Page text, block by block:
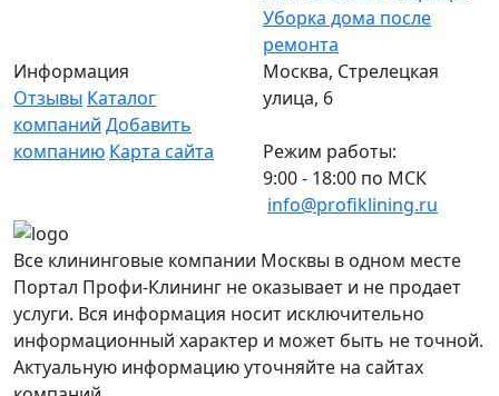
Уборка дома после
ремонта
Информация
Отзывы Каталог
компаний Добавить
компанию Карта сайта
Москва, Стрелецкая
улица, 6
Режим работы:
9:00 - 18:00 по МСК
info@profiklining.ru
Все клининговые компании Москвы в одном месте
Портал Профи-Клининг не оказывает и не продает
услуги. Вся информация носит исключительно
информационный характер и может быть не точной.
Актуальную информацию уточняйте на сайтах